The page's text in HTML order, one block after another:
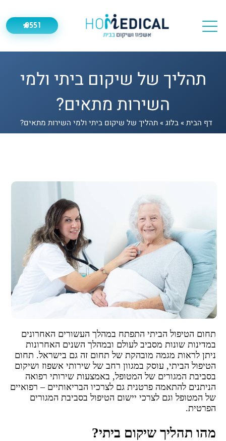
*9551
תהליך של שיקום ביתי ולמי
השירות מתאים?
דף הבית» בלוג» תהליך של שיקום ביתי ולמי השירות מתאים?
תחום הטיפול הביתי התפתח במהלך העשורים האחרונים
במדינות שונות מסביב לעולם ובמהלך השנים האחרונות
ניתן לראות מגמה מובהקת של תחום זה גם בישראל. תחום
הטיפול הביתי, עוסק במגוון רחב של שירותי אשפוז ושיקום
בסביבת המגורים של המטופל, באמצעות שירותי רפואה
הניתנים להתאמה פרטנית גם לצרכיו הבריאותיים – רפואיים
של המטופל וגם לצרכי יישום הטיפול בסביבת המגורים
הפרטית.
מהו תהליך שיקום ביתי?